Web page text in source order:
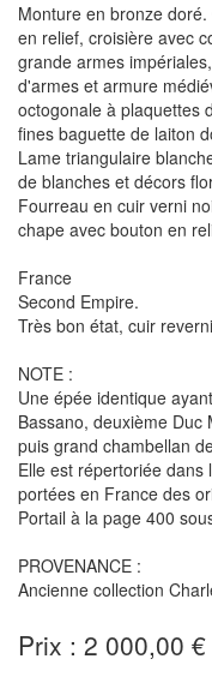
Monture en bronze
en relief, croisière avec
grande armes
d'armes et armure
octogonale à plaquettes
fines baguette de laiton
Lame triangulaire
de blanches et décors
Fourreau en cuir verni
chape avec bouton en
France
Second Empire.
Très bon état, cuir
NOTE :
Une épée identique
Bassano, deuxième
puis grand chambellan
Elle est répertoriée
portées en France des
Portail à la page 400
PROVENANCE :
Ancienne collection
Prix : 2 000,00 €